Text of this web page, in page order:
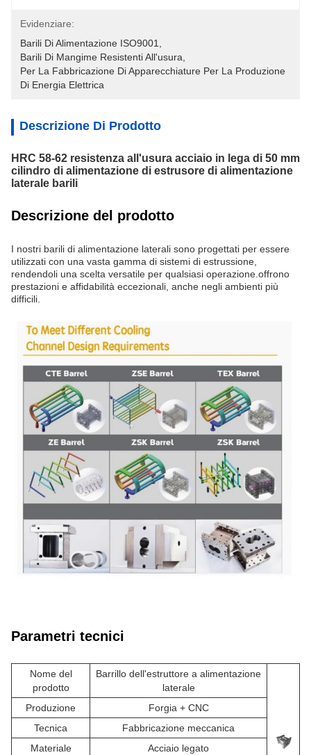
Evidenziare:
Barili Di Alimentazione ISO9001
Barili Di Mangime Resistenti All'usura
Per La Fabbricazione Di Apparecchiature Per La Produzione
Di Energia Elettrica
Descrizione Di Prodotto
HRC 58-62 resistenza all'usura acciaio in lega di 50 mm
cilindro di alimentazione di estrusore di alimentazione
laterale barili
Descrizione del prodotto
I nostri barili di alimentazione laterali sono progettati per essere
utilizzati con una vasta gamma di sistemi di estrussione,
rendendoli una scelta versatile per qualsiasi operazione.offrono
prestazioni e affidabilità eccezionali, anche negli ambienti più
difficili.
Parametri tecnici
Nome del
prodotto
Barrillo dell'estruttore a alimentazione
laterale
Produzione
Forgia + CNC
Tecnica
Fabbricazione meccanica
Materiale
Acciaio legato